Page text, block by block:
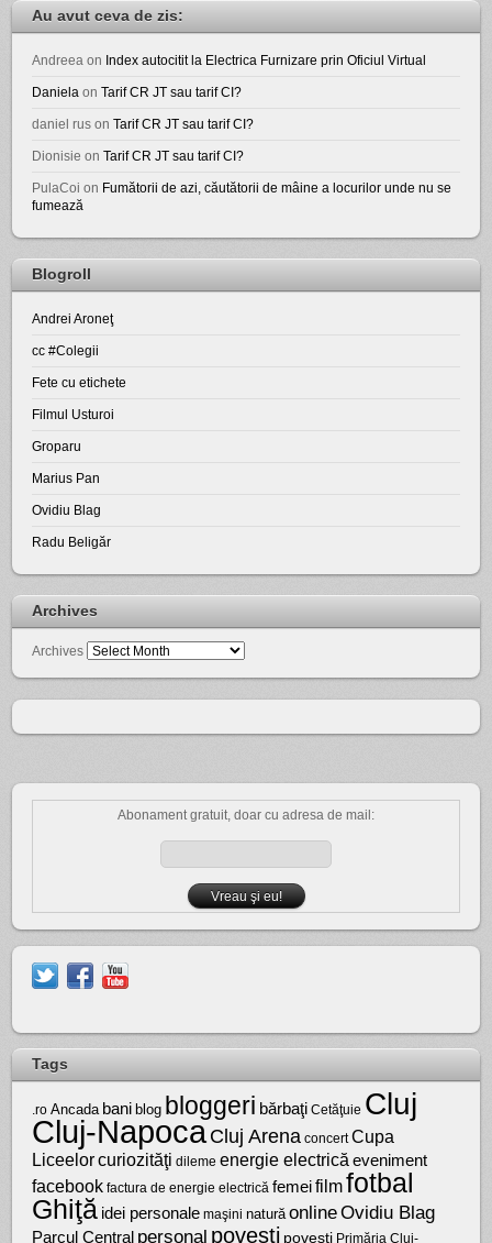
Au avut ceva de zis:
Andreea on Index autocitit la Electrica Furnizare prin Oficiul Virtual
Daniela onTarif CR JT sau tarif CI?
daniel rus onTarif CR JT sau tarif CI?
Dionisie onTarif CR JT sau tarif CI?
PulaCoi on Fumătorii de azi, căutătorii de mâine a locurilor unde nu se
fumează
Blogroll
Andrei Aroneţ
cc #Colegii
Fete cu etichete
Filmul Usturoi
Groparu
Marius Pan
Ovidiu Blag
Radu Beligăr
Archives
Archives
Abonament gratuit, doar cu adresa de mail:
Tags
.ro Ancada bani blog bloggeri bărbaţi Cetăţuie Cluj
Cluj-NapocaCluj Arena concert Cupa
Liceelorcuriozităţi dileme energie electrică eveniment
facebook factura de energie electrică femei filmfotbal
Ghiţă idei personale maşini natură onlineOvidiu Blag
Parcul Central personal poveşti poveşti Primăria Cluj-